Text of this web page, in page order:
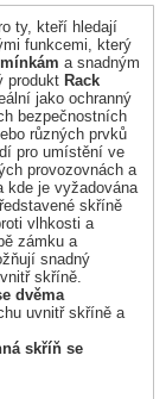
ty, kteří hledají
funkcemi, který
a snadným
produkt Rack
jako ochranný
bezpečnostních
různých prvků
pro umístění ve
provozovnách a
kde je vyžadována
skříně
vlhkosti a
zámku a
snadný
skříně.
dvěma
uvnitř skříně a
skříň se